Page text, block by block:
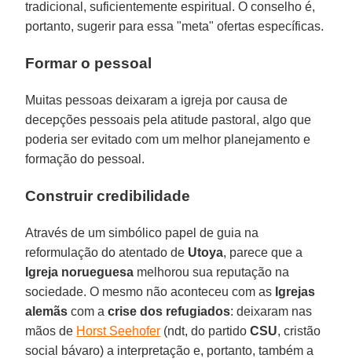
tradicional, suficientemente espiritual. O conselho é,
portanto, sugerir para essa "meta" ofertas específicas.
Formar o pessoal
Muitas pessoas deixaram a igreja por causa de
decepções pessoais pela atitude pastoral, algo que
poderia ser evitado com um melhor planejamento e
formação do pessoal.
Construir credibilidade
Através de um simbólico papel de guia na
reformulação do atentado de Utoya, parece que a
Igreja norueguesa melhorou sua reputação na
sociedade. O mesmo não aconteceu com as Igrejas
alemãs com acrise dos refugiados: deixaram nas
mãos de Horst Seehofer (ndt, do partidoCSU, cristão
social bávaro) a interpretação e, portanto, também a